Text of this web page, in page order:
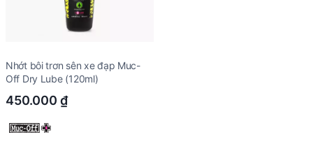
Nhớt bôi trơn sên xe đạp Muc-
Off Dry Lube (120ml)
450.000 ₫